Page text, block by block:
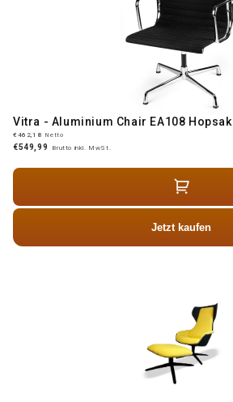
Vitra - Aluminium Chair EA108 Hopsak
€462,18 Netto
€549,99 Brutto inkl. MwSt.
Jetzt kaufen